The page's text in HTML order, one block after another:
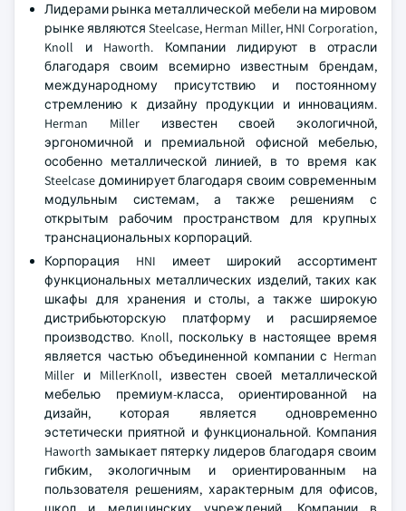
Лидерами рынка металлической мебели на мировом
рынке являются Steelcase, Herman Miller, HNI Corporation,
Knoll и Haworth. Компании лидируют в отрасли
благодаря своим всемирно известным брендам,
международному присутствию и постоянному
стремлению к дизайну продукции и инновациям.
Herman Miller известен своей экологичной,
эргономичной и премиальной офисной мебелью,
особенно металлической линией, в то время как
Steelcase доминирует благодаря своим современным
модульным системам, а также решениям с
открытым рабочим пространством для крупных
транснациональных корпораций.
Корпорация HNI имеет широкий ассортимент
функциональных металлических изделий, таких как
шкафы для хранения и столы, а также широкую
дистрибьюторскую платформу и расширяемое
производство. Knoll, поскольку в настоящее время
является частью объединенной компании с Herman
Miller и MillerKnoll, известен своей металлической
мебелью премиум-класса, ориентированной на
дизайн, которая является одновременно
эстетически приятной и функциональной. Компания
Haworth замыкает пятерку лидеров благодаря своим
гибким, экологичным и ориентированным на
пользователя решениям, характерным для офисов,